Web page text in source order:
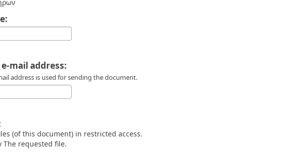
mail address:
address is used for sending the document.
(of this document) in restricted access.
The requested file.